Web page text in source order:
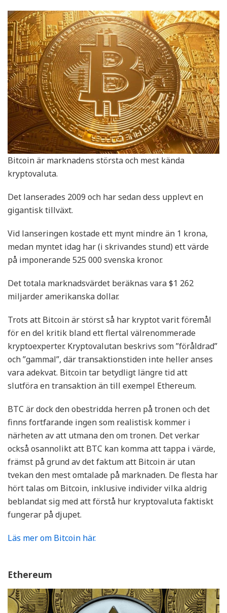
Bitcoin är marknadens största och mest kända
kryptovaluta.
Det lanserades 2009 och har sedan dess upplevt en
gigantisk tillväxt.
Vid lanseringen kostade ett mynt mindre än 1 krona,
medan myntet idag har (i skrivandes stund) ett värde
på imponerande 525 000 svenska kronor.
Det totala marknadsvärdet beräknas vara $1 262
miljarder amerikanska dollar.
Trots att Bitcoin är störst så har kryptot varit föremål
för en del kritik bland ett flertal välrenommerade
kryptoexperter. Kryptovalutan beskrivs som ”föråldrad”
och ”gammal”, där transaktionstiden inte heller anses
vara adekvat. Bitcoin tar betydligt längre tid att
slutföra en transaktion än till exempel Ethereum.
BTC är dock den obestridda herren på tronen och det
finns fortfarande ingen som realistisk kommer i
närheten av att utmana den om tronen. Det verkar
också osannolikt att BTC kan komma att tappa i värde,
främst på grund av det faktum att Bitcoin är utan
tvekan den mest omtalade på marknaden. De flesta har
hört talas om Bitcoin, inklusive individer vilka aldrig
beblandat sig med att förstå hur kryptovaluta faktiskt
fungerar på djupet.
Läs mer om Bitcoin här.
Ethereum